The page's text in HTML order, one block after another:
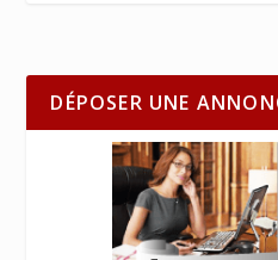
DÉPOSER UNE